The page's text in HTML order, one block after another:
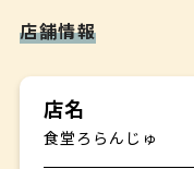
店舗情報
店名
食堂ろらんじゅ